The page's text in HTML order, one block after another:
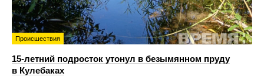
Происшествия
15-летний подросток утонул в безымянном пруду
в Кулебаках